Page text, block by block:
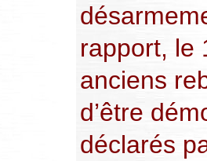
rapport, le
anciens
d’être
déclarés